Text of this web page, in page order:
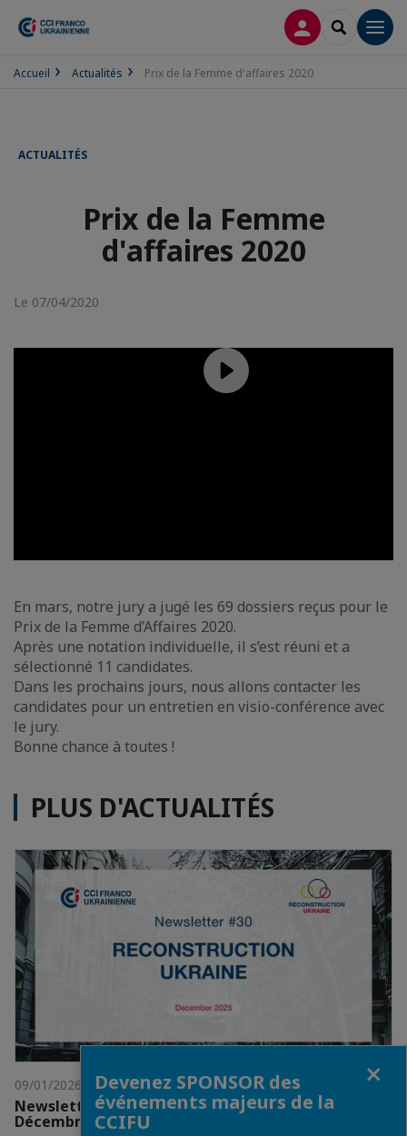
CONNEXION
Accueil Actualités Prix de la Femme d'affaires 2020
ACTUALITÉS
Prix de la Femme
d'affaires 2020
Le 07/04/2020
En mars, notre jury a jugé les 69 dossiers reçus pour le
Prix de la Femme d’Affaires 2020.
Après une notation individuelle, il s’est réuni et a
sélectionné 11 candidates.
Dans les prochains jours, nous allons contacter les
candidates pour un entretien en visio-conférence avec
le jury.
Bonne chance à toutes !
PLUS D'ACTUALITÉS
09/01/2026
Newsletter #30 Reconstruction Ukraine -
Décembre 2025
Devenez SPONSOR des
événements majeurs de la
CCIFU